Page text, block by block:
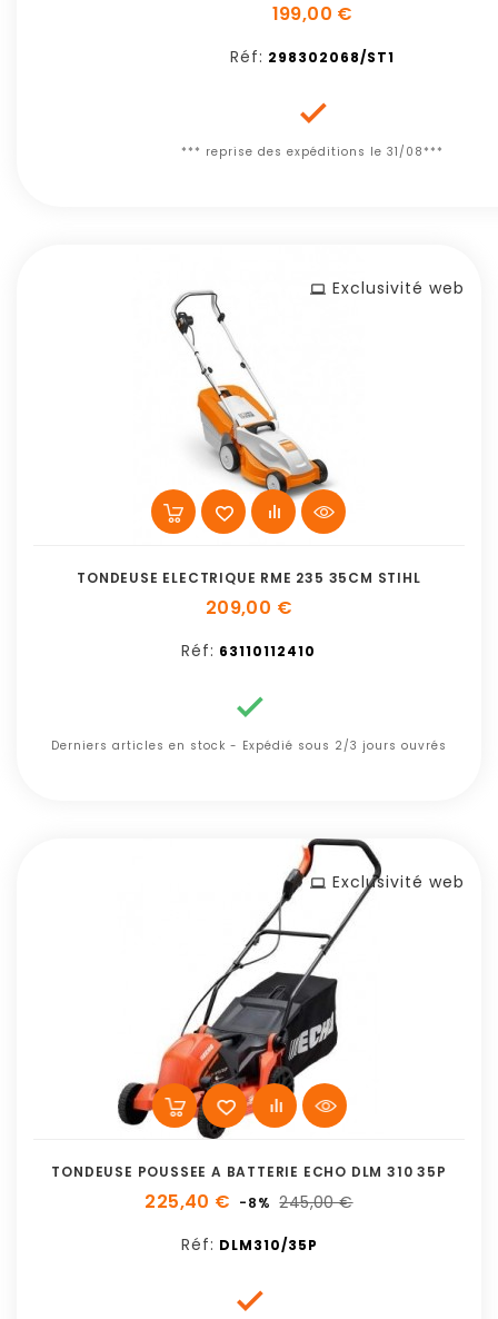
199,00 €
Réf: 298302068/ST1

*** reprise des expéditions le 31/08***
Exclusivité web
TONDEUSE ELECTRIQUE RME 235 35CM STIHL
209,00 €
Réf: 63110112410

Derniers articles en stock - Expédié sous 2/3 jours ouvrés
Exclusivité web
TONDEUSE POUSSEE A BATTERIE ECHO DLM 310 35P
225,40 € -8% 245,00 €
Réf: DLM310/35P
